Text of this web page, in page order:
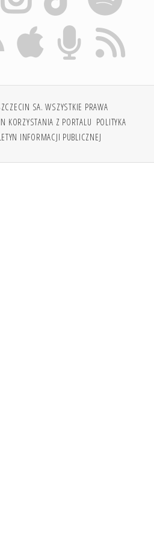
SA. WSZYSTKIE PRAWA
KORZYSTANIA Z PORTALU POLITYKA
INFORMACJI PUBLICZNEJ